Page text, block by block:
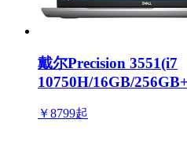
戴尔Precision 3551(i7
10750H/16GB/
￥8799起